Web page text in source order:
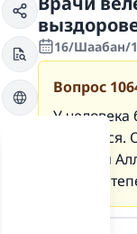
16/Шаабан/
Вопрос
У человека
милости
Что ему